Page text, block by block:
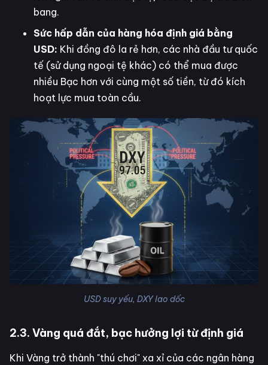
bang.
Sức hấp dẫn của hàng hóa định giá bằng
USD: Khi đồng đô la rẻ hơn, các nhà đầu tư quốc
tế (sử dụng ngoại tệ khác) có thể mua được
nhiều Bạc hơn với cùng một số tiền, từ đó kích
hoạt lực mua toàn cầu.
USD suy yếu, DXY lao dốc
2.3. Vàng quá đắt, bạc hưởng lợi từ định giá
Khi Vàng trở thành "thú chơi" xa xỉ của các ngân hàng